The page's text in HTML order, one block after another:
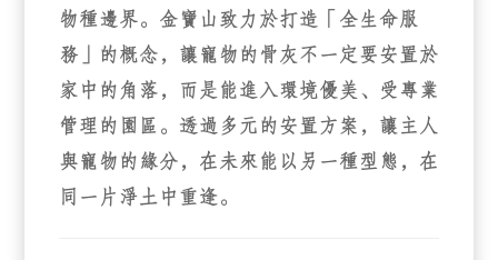
物種邊界。金寶山致力於打造「全生命服
務」的概念，讓寵物的骨灰不一定要安置於
家中的角落，而是能進入環境優美、受專業
管理的園區。透過多元的安置方案，讓主人
與寵物的緣分，在未來能以另一種型態，在
同一片淨土中重逢。